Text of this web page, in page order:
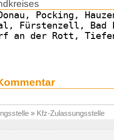
Pocking,
Fürstenzell, Bad
an der Rott,
» Kfz-Zulassungsstelle